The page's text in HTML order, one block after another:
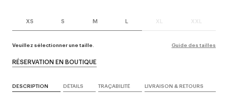
XS S M L XL XXL
Veuillez sélectionner une taille. Guide des tailles
RÉSERVATION EN BOUTIQUE
DESCRIPTION DÉTAILS TRAÇABILITÉ LIVRAISON & RETOURS